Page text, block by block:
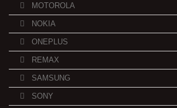
MOTOROLA
NOKIA
ONEPLUS
REMAX
SAMSUNG
SONY